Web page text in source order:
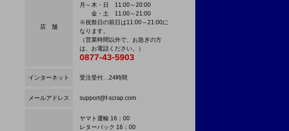
店 舗
月～木・日 11:00～20:00
金・土 11:00～21:00
※祝祭日の前日は11:00～21:00に
なります。
（営業時間以外で、お急ぎの方
は、お電話ください。）
0877-43-5903
インターネット 受注受付…24時間
メールアドレス support@f-scrap.com
ヤマト運輸 16：00
レターパック 16：00